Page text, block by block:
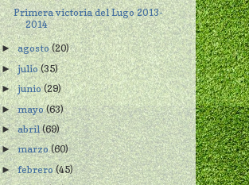
Primera victoria del Lugo 2013-
2014
►agosto(20)
►julio(35)
►junio(29)
►mayo(63)
►abril(69)
►marzo(60)
►febrero(45)